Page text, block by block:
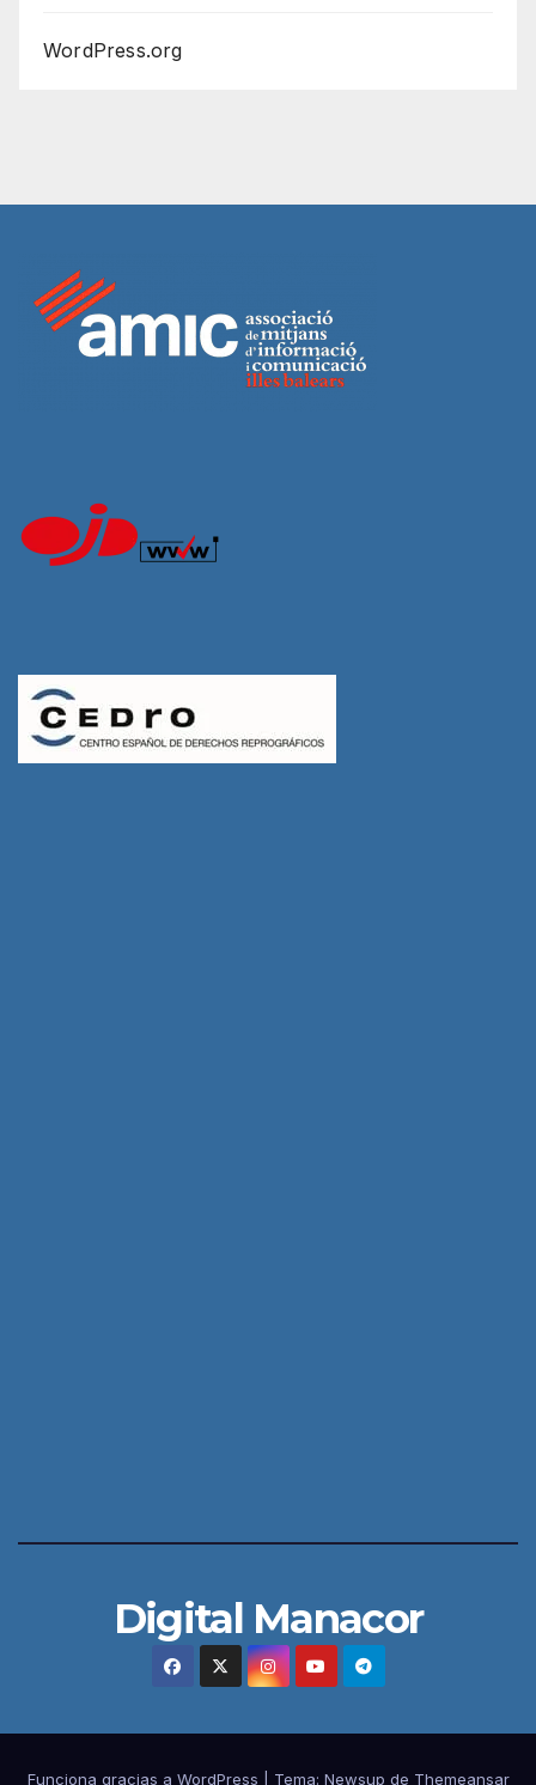
WordPress.org
Digital Manacor
Funciona gracias a WordPress Tema: Newsup de Themeansar